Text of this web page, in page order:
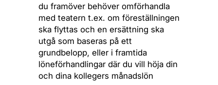
du framöver behöver omförhandla
med teatern t.ex. om föreställningen
ska flyttas och en ersättning ska
utgå som baseras på ett
grundbelopp, eller i framtida
löneförhandlingar där du vill höja din
och dina kollegers månadslön